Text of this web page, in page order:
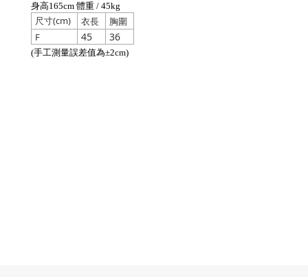
身高165cm 體重 / 45kg
尺寸(cm) 衣長
胸圍
F
45 36
(手工測量誤差值為±2cm)